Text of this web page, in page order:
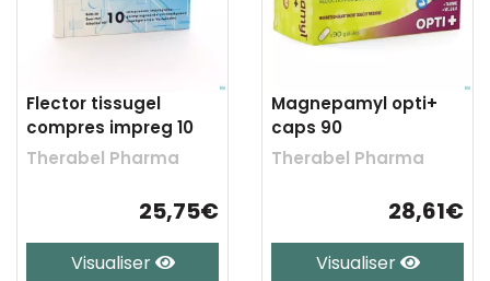
Flector tissugel
compres impreg 10
Therabel Pharma
25,75€
Visualiser
Magnepamyl opti+
caps 90
Therabel Pharma
28,61€
Visualiser